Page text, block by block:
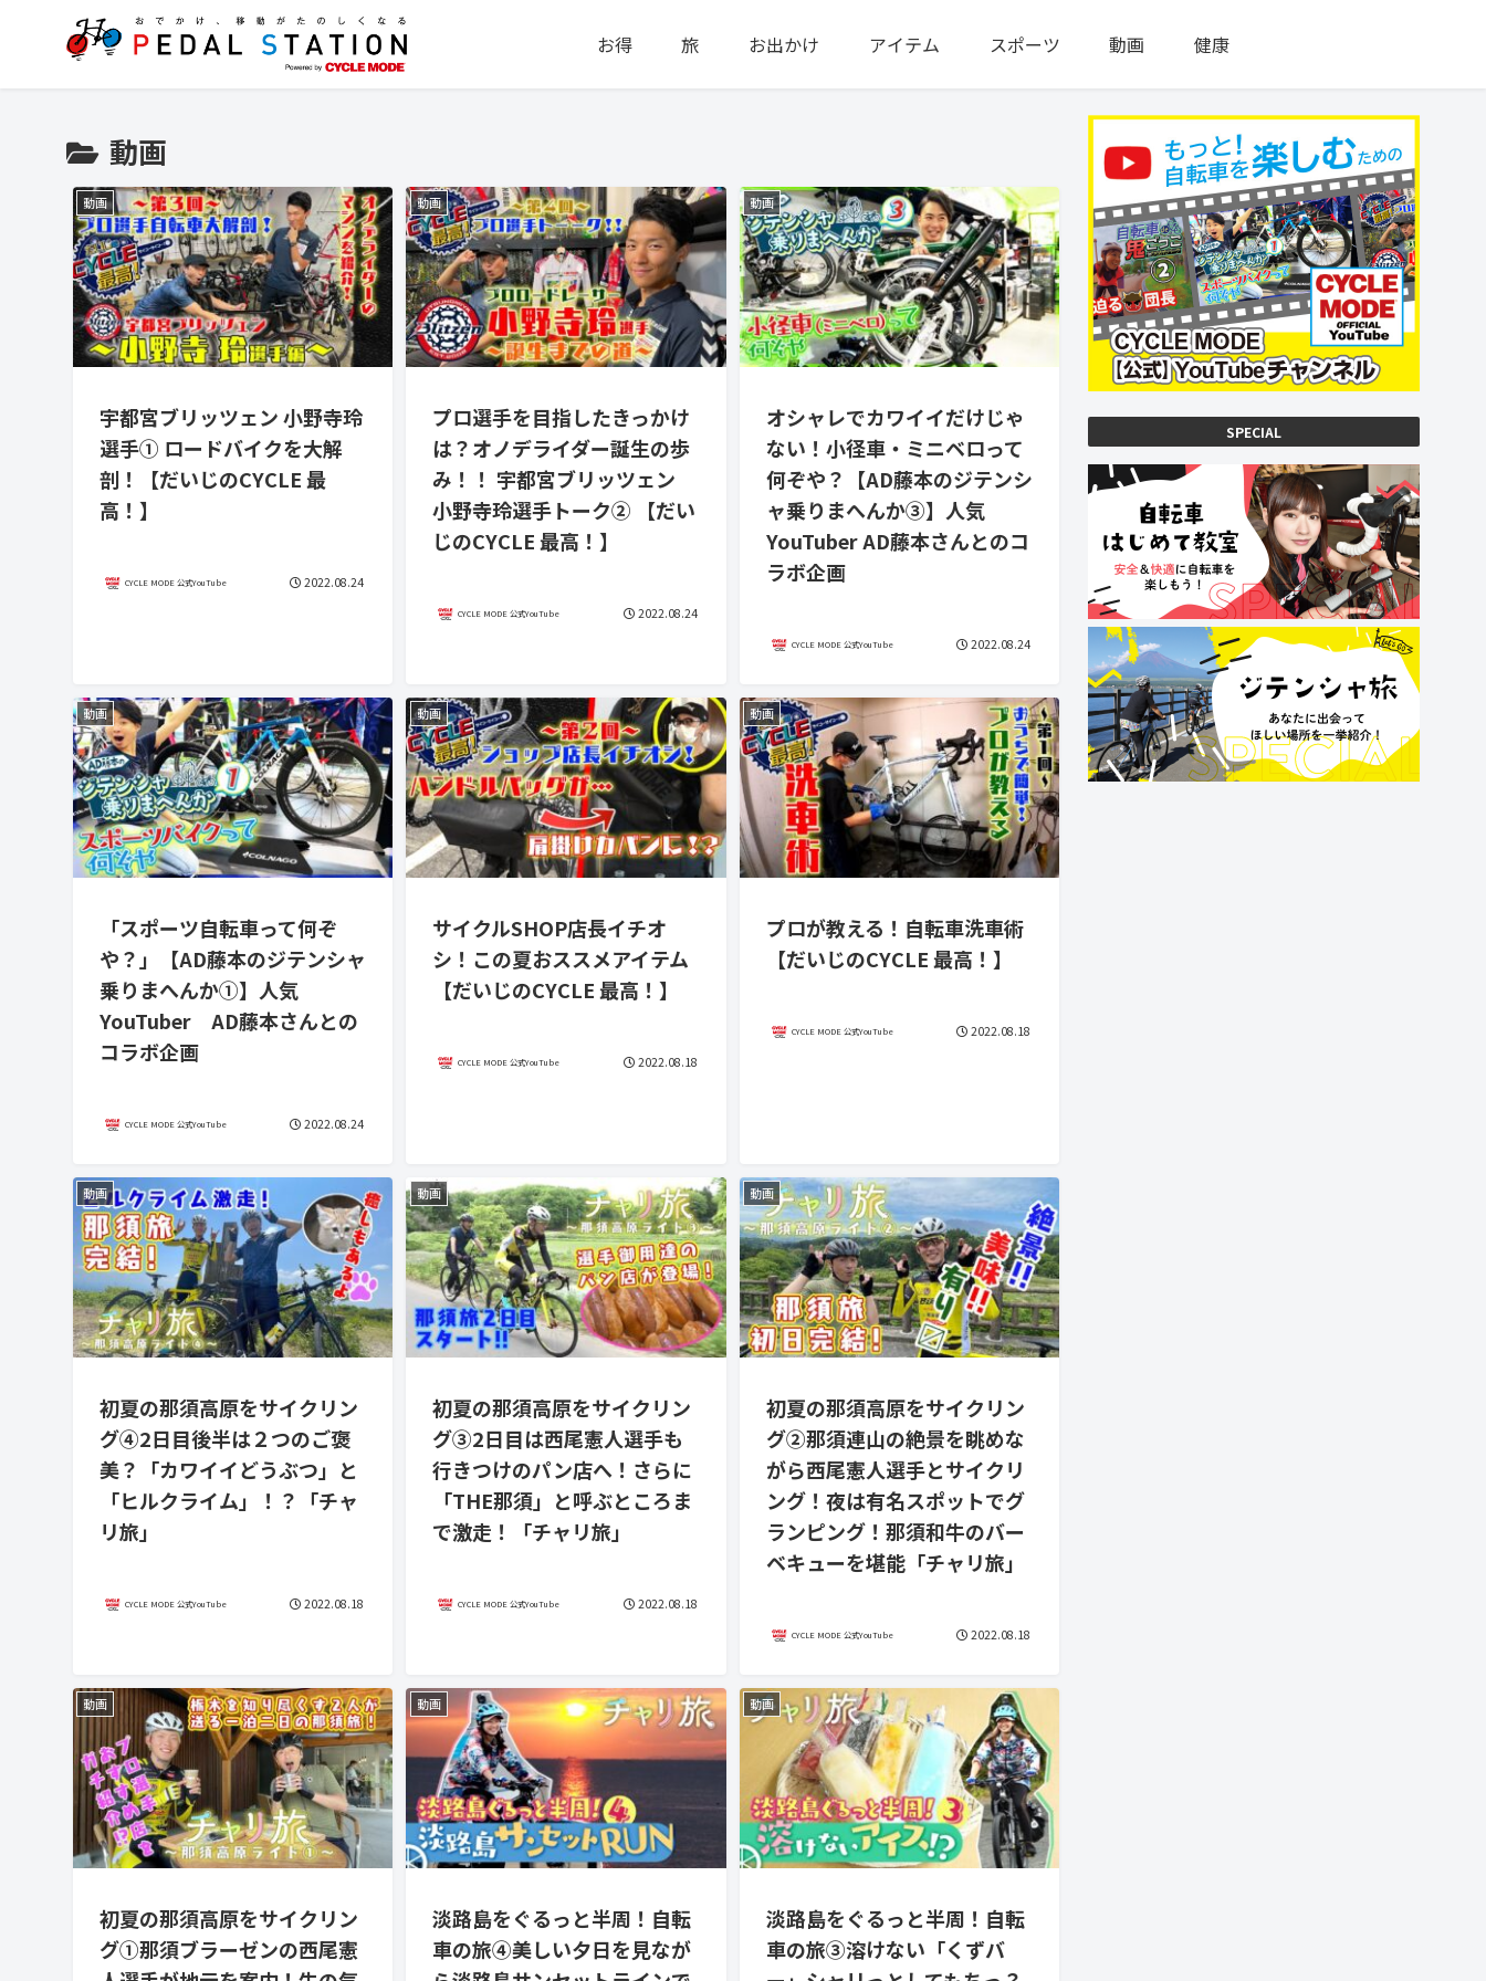
お得 旅 お出かけ アイテム スポーツ 動画 健康
動画
動画
宇都宮ブリッツェン 小野寺玲
選手① ロードバイクを大解
剖！【だいじのCYCLE 最
高！】
2022.08.24
CYCLE MODE 公式YouTube
動画
プロ選手を目指したきっかけ
は？オノデライダー誕生の歩
み！！ 宇都宮ブリッツェン
小野寺玲選手トーク② 【だい
じのCYCLE 最高！】
2022.08.24
CYCLE MODE 公式YouTube
動画
オシャレでカワイイだけじゃ
ない！小径車・ミニベロって
何ぞや？【AD藤本のジテンシ
ャ乗りまへんか③】人気
YouTuber AD藤本さんとのコ
ラボ企画
2022.08.24
CYCLE MODE 公式YouTube
動画
「スポーツ自転車って何ぞ
や？」【AD藤本のジテンシャ
乗りまへんか①】人気
YouTuber AD藤本さんとの
コラボ企画
2022.08.24
CYCLE MODE 公式YouTube
動画
サイクルSHOP店長イチオ
シ！この夏おススメアイテム
【だいじのCYCLE 最高！】
2022.08.18
CYCLE MODE 公式YouTube
動画
プロが教える！自転車洗車術
【だいじのCYCLE 最高！】
2022.08.18
CYCLE MODE 公式YouTube
動画
初夏の那須高原をサイクリン
グ④2日目後半は２つのご褒
美？「カワイイどうぶつ」と
「ヒルクライム」！？「チャ
リ旅」
2022.08.18
CYCLE MODE 公式YouTube
動画
初夏の那須高原をサイクリン
グ③2日目は西尾憲人選手も
行きつけのパン店へ！さらに
「THE那須」と呼ぶところま
で激走！「チャリ旅」
2022.08.18
CYCLE MODE 公式YouTube
動画
初夏の那須高原をサイクリン
グ②那須連山の絶景を眺めな
がら西尾憲人選手とサイクリ
ング！夜は有名スポットでグ
ランピング！那須和牛のバー
ベキューを堪能「チャリ旅」
2022.08.18
CYCLE MODE 公式YouTube
動画
初夏の那須高原をサイクリン
グ①那須ブラーゼンの西尾憲
動画
淡路島をぐるっと半周！自転
車の旅④美しい夕日を見なが
動画
淡路島をぐるっと半周！自転
車の旅③溶けない「くずバ
SPECIAL